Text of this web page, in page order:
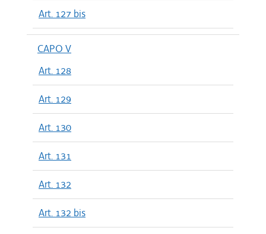
Art. 127 bis
CAPO V
Art. 128
Art. 129
Art. 130
Art. 131
Art. 132
Art. 132 bis